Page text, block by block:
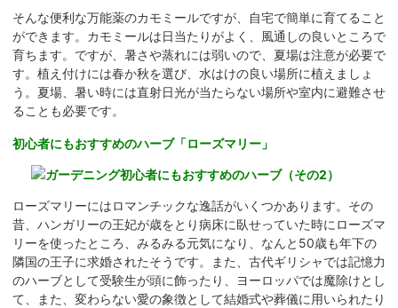
そんな便利な万能薬のカモミールですが、自宅で簡単に育てること
ができます。カモミールは日当たりがよく、風通しの良いところで
育ちます。ですが、暑さや蒸れには弱いので、夏場は注意が必要で
す。植え付けには春か秋を選び、水はけの良い場所に植えましょ
う。夏場、暑い時には直射日光が当たらない場所や室内に避難させ
ることも必要です。
初心者にもおすすめのハーブ「ローズマリー」
ローズマリーにはロマンチックな逸話がいくつかあります。その
昔、ハンガリーの王妃が歳をとり病床に臥せっていた時にローズマ
リーを使ったところ、みるみる元気になり、なんと50歳も年下の
隣国の王子に求婚されたそうです。また、古代ギリシャでは記憶力
のハーブとして受験生が頭に飾ったり、ヨーロッパでは魔除けとし
て、また、変わらない愛の象徴として結婚式や葬儀に用いられたり